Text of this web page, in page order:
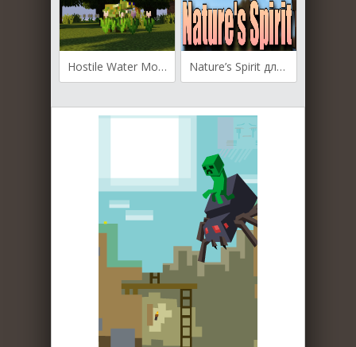
Hostile Water Monsters для Майнкрафт [1.20.2, 1.19.4] Nature’s Spirit для Майнкрафт [1.20.1, 1.20]